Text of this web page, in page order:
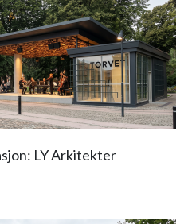
LY Arkitekter